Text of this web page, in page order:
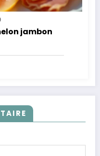
jambon